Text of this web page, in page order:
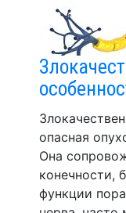
опасная
Она
конечности,
функции